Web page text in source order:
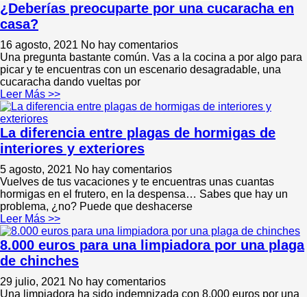
¿Deberías preocuparte por una cucaracha en
casa?
16 agosto, 2021 No hay comentarios
Una pregunta bastante común. Vas a la cocina a por algo para
picar y te encuentras con un escenario desagradable, una
cucaracha dando vueltas por
Leer Más >>
La diferencia entre plagas de hormigas de
interiores y exteriores
5 agosto, 2021 No hay comentarios
Vuelves de tus vacaciones y te encuentras unas cuantas
hormigas en el frutero, en la despensa… Sabes que hay un
problema, ¿no? Puede que deshacerse
Leer Más >>
8.000 euros para una limpiadora por una plaga
de chinches
29 julio, 2021 No hay comentarios
Una limpiadora ha sido indemnizada con 8.000 euros por una